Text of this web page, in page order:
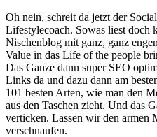
Oh nein, schreit da jetzt der
Lifestylecoach. Sowas liest doch
Nischenblog mit ganz, ganz
Value in das Life of the people
Das Ganze dann super SEO
Links da und dazu dann am
101 besten Arten, wie man den
aus den Taschen zieht. Und das
verticken. Lassen wir den armen
verschnaufen.